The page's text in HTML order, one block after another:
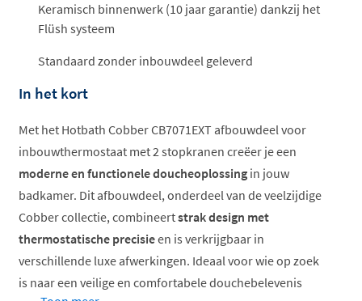
Keramisch binnenwerk (10 jaar garantie) dankzij het
Flüsh systeem
Standaard zonder inbouwdeel geleverd
In het kort
Met het Hotbath Cobber CB7071EXT afbouwdeel voor
inbouwthermostaat met 2 stopkranen creëer je een
moderne en functionele doucheoplossing in jouw
badkamer. Dit afbouwdeel, onderdeel van de veelzijdige
Cobber collectie, combineertstrak design met
thermostatische precisieen is verkrijgbaar in
verschillende luxe afwerkingen. Ideaal voor wie op zoek
is naar een veilige en comfortabele douchebelevenis